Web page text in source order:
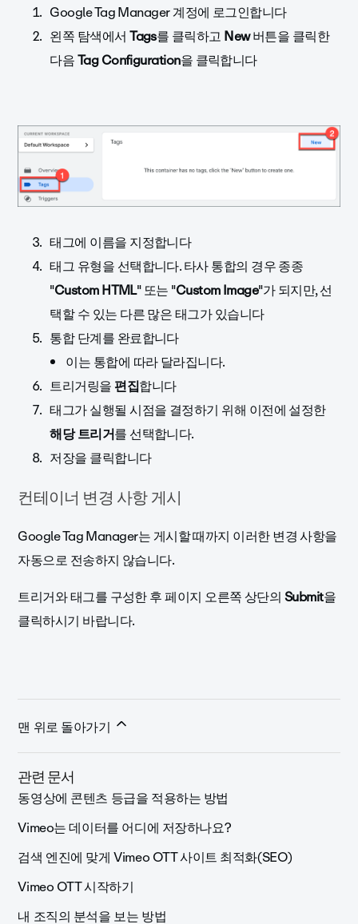
Google Tag Manager 계정에 로그인합니다
왼쪽 탐색에서Tags를 클릭하고New버튼을 클릭한
다음Tag Configuration을 클릭합니다
태그에 이름을 지정합니다
태그 유형을 선택합니다. 타사 통합의 경우 종종
"Custom HTML" 또는 "Custom Image"가 되지만, 선
택할 수 있는 다른 많은 태그가 있습니다
통합 단계를 완료합니다
이는 통합에 따라 달라집니다.
트리거링을편집합니다
태그가 실행될 시점을 결정하기 위해 이전에 설정한
해당 트리거를 선택합니다.
저장을 클릭합니다
컨테이너 변경 사항 게시
Google Tag Manager는 게시할 때까지 이러한 변경 사항을
자동으로 전송하지 않습니다.
트리거와 태그를 구성한 후 페이지 오른쪽 상단의Submit을
클릭하시기 바랍니다.
맨 위로 돌아가기
관련 문서
동영상에 콘텐츠 등급을 적용하는 방법
Vimeo는 데이터를 어디에 저장하나요?
검색 엔진에 맞게 Vimeo OTT 사이트 최적화(SEO)
Vimeo OTT 시작하기
내 조직의 분석을 보는 방법